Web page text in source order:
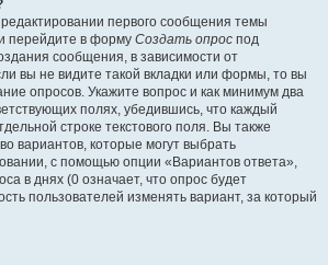
первого сообщения темы
перейдите в форму Создать опрос под
сообщения, в зависимости от
вы не видите такой вкладки или формы, то вы
опросов. Укажите вопрос и как минимум два
полях, убедившись, что каждый
строке текстового поля. Вы также
вариантов, которые могут выбрать
с помощью опции «Вариантов ответа»,
в днях (0 означает, что опрос будет
пользователей изменять вариант, за который